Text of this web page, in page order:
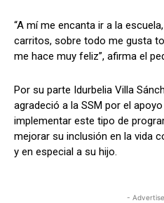
“A mí me encanta ir a la
carritos, sobre todo me gusta
me hace muy feliz”, afirma el
Por su parte Idurbelia Villa
agradeció a la SSM por el
implementar este tipo de
mejorar su inclusión en la vida
y en especial a su hijo.
-